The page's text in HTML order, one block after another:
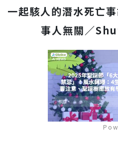
一起駭人的潛水死亡
事人無關／